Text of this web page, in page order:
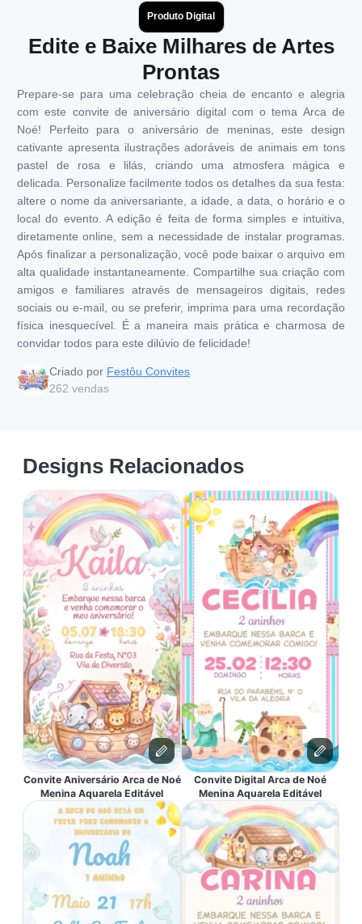
Produto Digital
Edite e Baixe Milhares de Artes
Prontas
Prepare-se para uma celebração cheia de encanto e alegria
com este convite de aniversário digital com o tema Arca de
Noé! Perfeito para o aniversário de meninas, este design
cativante apresenta ilustrações adoráveis de animais em tons
pastel de rosa e lilás, criando uma atmosfera mágica e
delicada. Personalize facilmente todos os detalhes da sua festa:
altere o nome da aniversariante, a idade, a data, o horário e o
local do evento. A edição é feita de forma simples e intuitiva,
diretamente online, sem a necessidade de instalar programas.
Após finalizar a personalização, você pode baixar o arquivo em
alta qualidade instantaneamente. Compartilhe sua criação com
amigos e familiares através de mensageiros digitais, redes
sociais ou e-mail, ou se preferir, imprima para uma recordação
física inesquecível. É a maneira mais prática e charmosa de
convidar todos para este dilúvio de felicidade!
Criado por Festôu Convites
262 vendas
Designs Relacionados
Convite Aniversário Arca de Noé
Menina Aquarela Editável
Convite Digital Arca de Noé
Menina Aquarela Editável